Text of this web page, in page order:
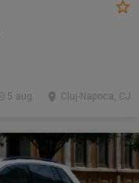
Cluj-Napoca, CJ
5 aug.